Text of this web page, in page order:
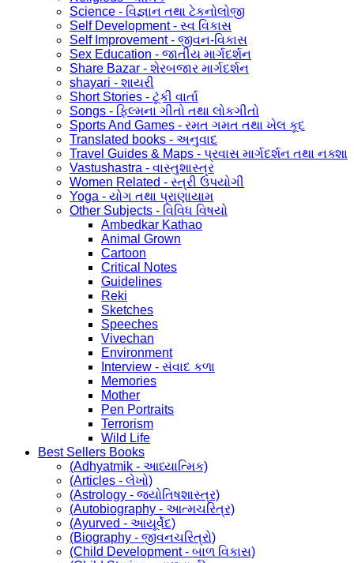
Science - વિજ્ઞાન તથા ટેકનોલોજી
Self Development - સ્વ વિકાસ
Self Improvement - જીવન-વિકાસ
Sex Education - જાતીય માર્ગદર્શન
Share Bazar - શેરબજાર માર્ગદર્શન
shayari - શાયરી
Short Stories - ટૂંકી વાર્તા
Songs - ફિલ્મના ગીતો તથા લોકગીતો
Sports And Games - રમત ગમત તથા ખેલ કૂદ
Translated books - અનુવાદ
Travel Guides & Maps - પ્રવાસ માર્ગદર્શન તથા નક્શા
Vastushastra - વાસ્તુશાસ્ત્ર
Women Related - સ્ત્રી ઉપયોગી
Yoga - યોગ તથા પ્રાણાયામ
Other Subjects - વિવિધ વિષયો
Ambedkar Kathao
Animal Grown
Cartoon
Critical Notes
Guidelines
Reki
Sketches
Speeches
Vivechan
Environment
Interview - સંવાદ કળા
Memories
Mother
Pen Portraits
Terrorism
Wild Life
Best Sellers Books
(Adhyatmik - આધ્યાત્મિક)
(Articles - લેખો)
(Astrology - જ્યોતિષશાસ્ત્ર)
(Autobiography - આત્મચરિત્ર)
(Ayurved - આયૂર્વેદ)
(Biography - જીવનચરિત્રો)
(Child Development - બાળ વિકાસ)